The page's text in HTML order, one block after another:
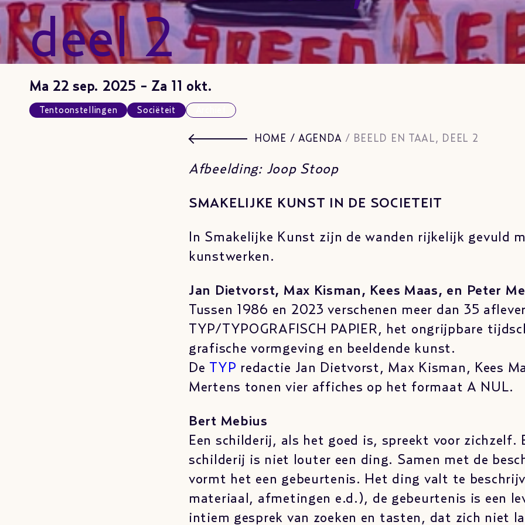
deel 2
Ma 22 sep. 2025 - Za 11 okt.
Tentoonstellingen Sociëteit
HOME / AGENDA / BEELD EN TAAL, DEEL 2
Afbeelding: Joop Stoop
SMAKELIJKE KUNST IN DE SOCIETEIT
In Smakelijke Kunst zijn de wanden rijkelijk gevuld
kunstwerken.
Jan Dietvorst, Max Kisman, Kees Maas, en Peter
Tussen 1986 en 2023 verschenen meer dan 35
TYP/TYPOGRAFISCH PAPIER, het ongrijpbare
grafische vormgeving en beeldende kunst.
De TYP redactie Jan Dietvorst, Max Kisman, Kees
Mertens tonen vier affiches op het formaat A NUL.
Bert Mebius
Een schilderij, als het goed is, spreekt voor zichzelf.
schilderij is niet louter een ding. Samen met de
vormt het een gebeurtenis. Het ding valt te
materiaal, afmetingen e.d.), de gebeurtenis is een
intiem gesprek van zoeken en tasten, dat zich niet